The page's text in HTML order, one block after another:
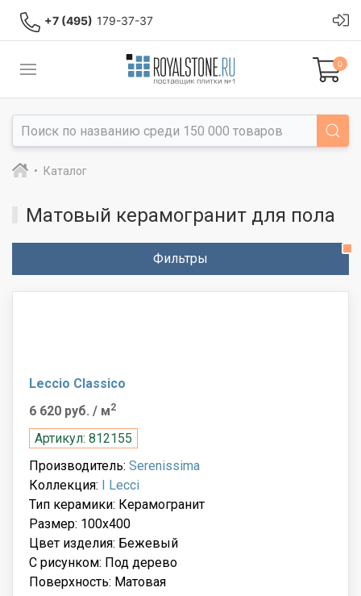
+7 (495) 179-37-37
0
Каталог
Матовый керамогранит для пола
Фильтры
Leccio Classico
6 620 руб. / м2
Артикул: 812155
Производитель: Serenissima
Коллекция:
I Lecci
Тип керамики: Керамогранит
Размер: 100x400
Цвет изделия: Бежевый
С рисунком: Под дерево
Поверхность: Матовая